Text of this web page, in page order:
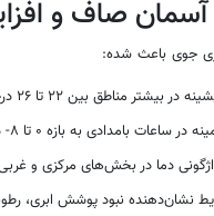
آسمان صاف و
جوی باعث شده:
بیشتر مناطق بین ۲۲ تا ۲۶ درجه ثبت شود
ساعات بامدادی به بازه ۰ تا ۸- درجه برسد
دما در بخش‌های مرکزی و
نشان‌دهنده نبود پوشش ابری،